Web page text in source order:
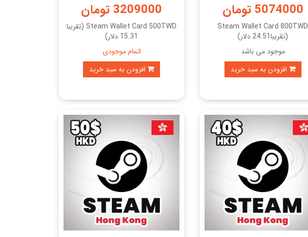
3209000 تومان
Steam Wallet Card 500TWD (تقریبا
15.31 دلار)
اتمام موجودی
افزودن به سبد خرید
5074000 تومان
Steam Wallet Card 800TWD
(تقریبا24.51 دلار)
موجود می باشد
افزودن به سبد خرید